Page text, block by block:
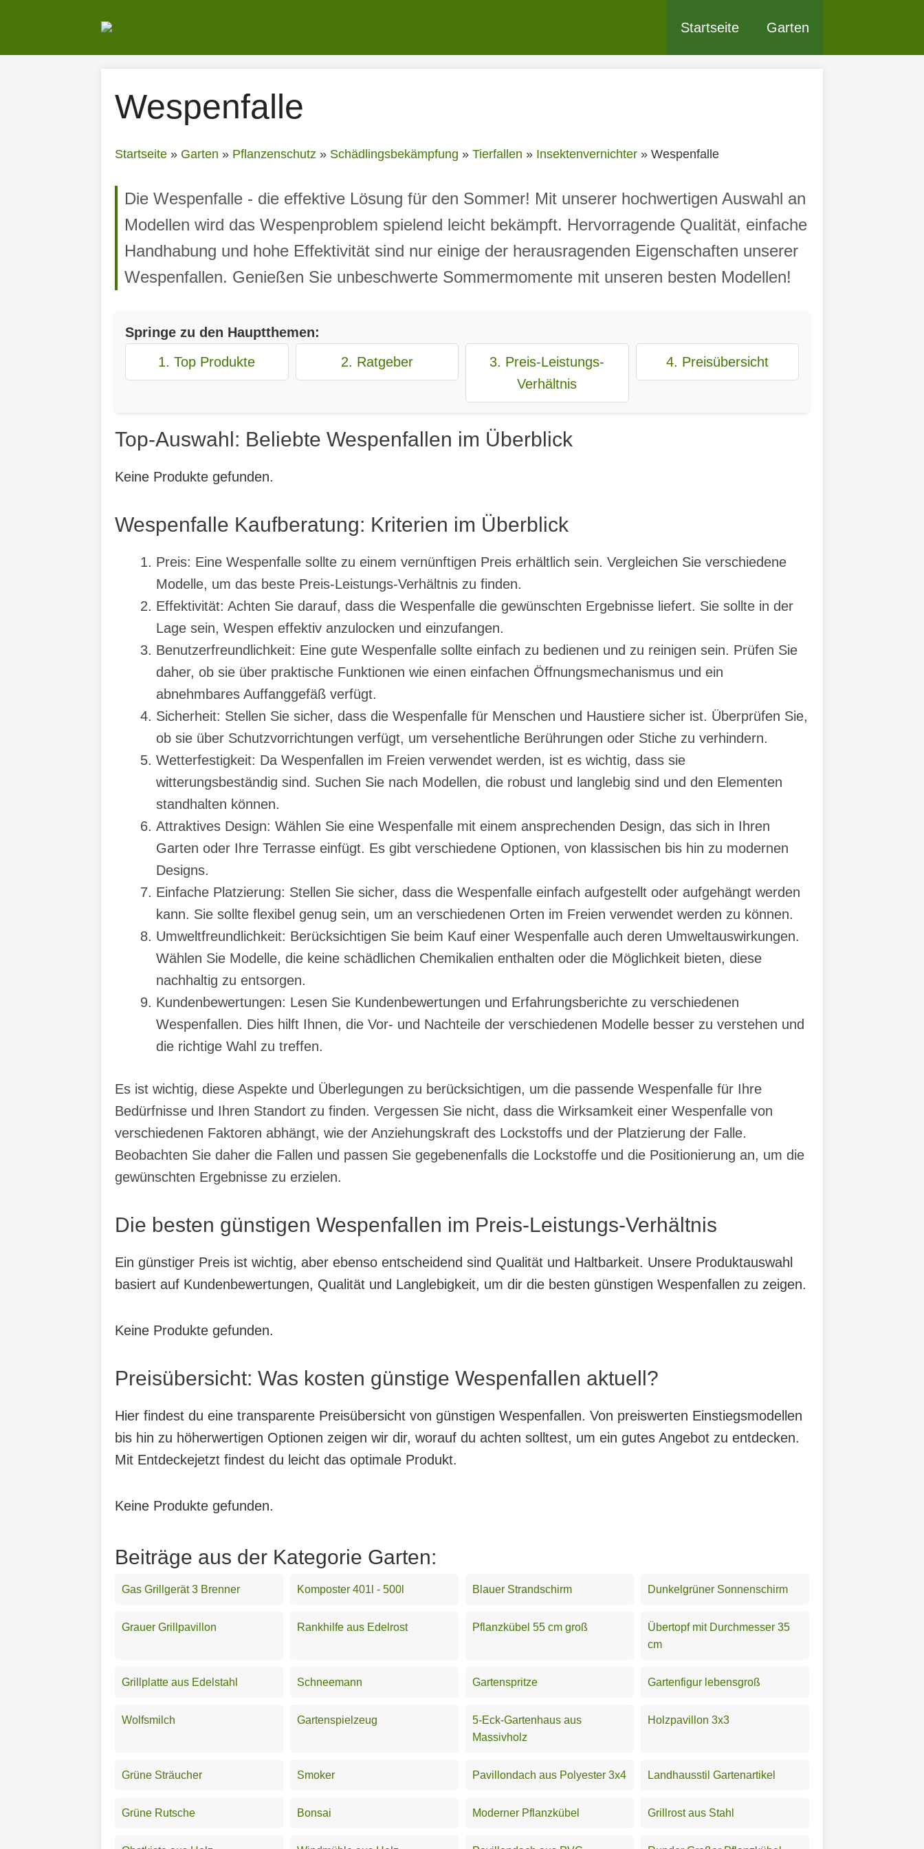
springen
Startseite Garten
Wespenfalle
Startseite » Garten » Pflanzenschutz » Schädlingsbekämpfung » Tierfallen » Insektenvernichter » Wespenfalle
Die Wespenfalle - die effektive Lösung für den Sommer! Mit unserer hochwertigen Auswahl an
Modellen wird das Wespenproblem spielend leicht bekämpft. Hervorragende Qualität, einfache
Handhabung und hohe Effektivität sind nur einige der herausragenden Eigenschaften unserer
Wespenfallen. Genießen Sie unbeschwerte Sommermomente mit unseren besten Modellen!
Springe zu den Hauptthemen:
1. Top Produkte
2. Ratgeber
3. Preis-Leistungs-
Verhältnis
4. Preisübersicht
Top-Auswahl: Beliebte Wespenfallen im Überblick
Keine Produkte gefunden.
Wespenfalle Kaufberatung: Kriterien im Überblick
Preis: Eine Wespenfalle sollte zu einem vernünftigen Preis erhältlich sein. Vergleichen Sie verschiedene
Modelle, um das beste Preis-Leistungs-Verhältnis zu finden.
Effektivität: Achten Sie darauf, dass die Wespenfalle die gewünschten Ergebnisse liefert. Sie sollte in der
Lage sein, Wespen effektiv anzulocken und einzufangen.
Benutzerfreundlichkeit: Eine gute Wespenfalle sollte einfach zu bedienen und zu reinigen sein. Prüfen Sie
daher, ob sie über praktische Funktionen wie einen einfachen Öffnungsmechanismus und ein
abnehmbares Auffanggefäß verfügt.
Sicherheit: Stellen Sie sicher, dass die Wespenfalle für Menschen und Haustiere sicher ist. Überprüfen Sie,
ob sie über Schutzvorrichtungen verfügt, um versehentliche Berührungen oder Stiche zu verhindern.
Wetterfestigkeit: Da Wespenfallen im Freien verwendet werden, ist es wichtig, dass sie
witterungsbeständig sind. Suchen Sie nach Modellen, die robust und langlebig sind und den Elementen
standhalten können.
Attraktives Design: Wählen Sie eine Wespenfalle mit einem ansprechenden Design, das sich in Ihren
Garten oder Ihre Terrasse einfügt. Es gibt verschiedene Optionen, von klassischen bis hin zu modernen
Designs.
Einfache Platzierung: Stellen Sie sicher, dass die Wespenfalle einfach aufgestellt oder aufgehängt werden
kann. Sie sollte flexibel genug sein, um an verschiedenen Orten im Freien verwendet werden zu können.
Umweltfreundlichkeit: Berücksichtigen Sie beim Kauf einer Wespenfalle auch deren Umweltauswirkungen.
Wählen Sie Modelle, die keine schädlichen Chemikalien enthalten oder die Möglichkeit bieten, diese
nachhaltig zu entsorgen.
Kundenbewertungen: Lesen Sie Kundenbewertungen und Erfahrungsberichte zu verschiedenen
Wespenfallen. Dies hilft Ihnen, die Vor- und Nachteile der verschiedenen Modelle besser zu verstehen und
die richtige Wahl zu treffen.
Es ist wichtig, diese Aspekte und Überlegungen zu berücksichtigen, um die passende Wespenfalle für Ihre
Bedürfnisse und Ihren Standort zu finden. Vergessen Sie nicht, dass die Wirksamkeit einer Wespenfalle von
verschiedenen Faktoren abhängt, wie der Anziehungskraft des Lockstoffs und der Platzierung der Falle.
Beobachten Sie daher die Fallen und passen Sie gegebenenfalls die Lockstoffe und die Positionierung an, um die
gewünschten Ergebnisse zu erzielen.
Die besten günstigen Wespenfallen im Preis-Leistungs-Verhältnis
Ein günstiger Preis ist wichtig, aber ebenso entscheidend sind Qualität und Haltbarkeit. Unsere Produktauswahl
basiert auf Kundenbewertungen, Qualität und Langlebigkeit, um dir die besten günstigen Wespenfallen zu zeigen.
Keine Produkte gefunden.
Preisübersicht: Was kosten günstige Wespenfallen aktuell?
Hier findest du eine transparente Preisübersicht von günstigen Wespenfallen. Von preiswerten Einstiegsmodellen
bis hin zu höherwertigen Optionen zeigen wir dir, worauf du achten solltest, um ein gutes Angebot zu entdecken.
Mit Entdeckejetzt findest du leicht das optimale Produkt.
Keine Produkte gefunden.
Beiträge aus der Kategorie Garten:
Gas Grillgerät 3 Brenner Komposter 401l - 500l Blauer Strandschirm Dunkelgrüner Sonnenschirm
Grauer Grillpavillon Rankhilfe aus Edelrost Pflanzkübel 55 cm groß
Übertopf mit Durchmesser 35
cm
Grillplatte aus Edelstahl Schneemann Gartenspritze Gartenfigur lebensgroß
Wolfsmilch Gartenspielzeug
5-Eck-Gartenhaus aus
Massivholz
Holzpavillon 3x3
Grüne Sträucher Smoker Pavillondach aus Polyester 3x4 Landhausstil Gartenartikel
Grüne Rutsche Bonsai Moderner Pflanzkübel Grillrost aus Stahl